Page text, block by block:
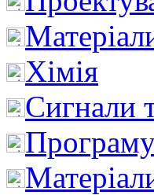
Хімія
Сигнали